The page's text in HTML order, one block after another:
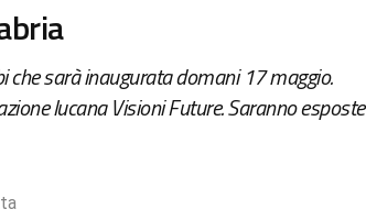
che sarà inaugurata domani 17 maggio.
lucana Visioni Future. Saranno esposte